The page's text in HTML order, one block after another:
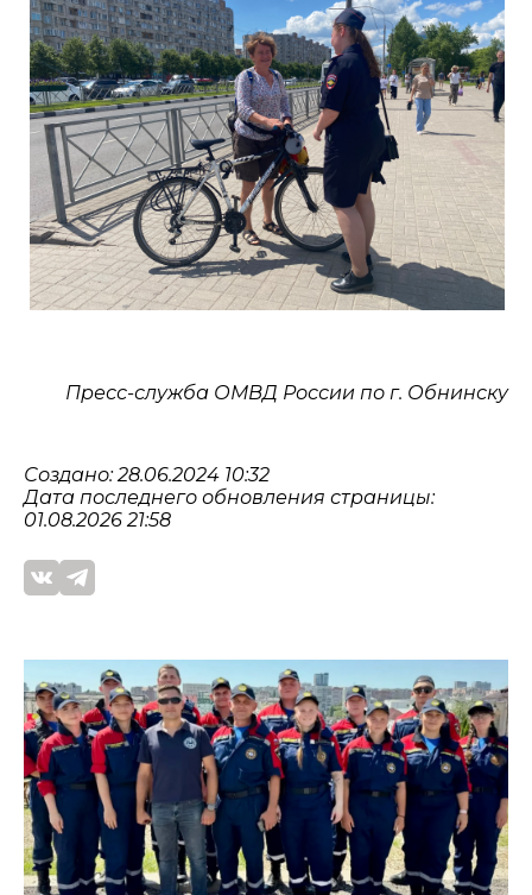
Пресс-служба ОМВД России по г. Обнинску
Создано: 28.06.2024 10:32
Дата последнего обновления страницы:
01.08.2026 21:58